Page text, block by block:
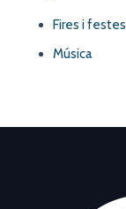
Fires i festes
Música